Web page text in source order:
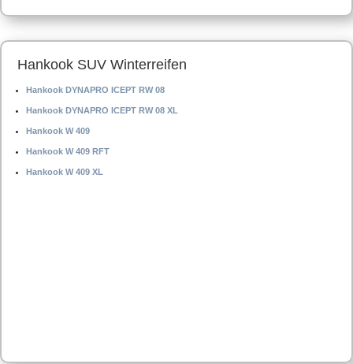
Hankook SUV Winterreifen
Hankook DYNAPRO ICEPT RW 08
Hankook DYNAPRO ICEPT RW 08 XL
Hankook W 409
Hankook W 409 RFT
Hankook W 409 XL